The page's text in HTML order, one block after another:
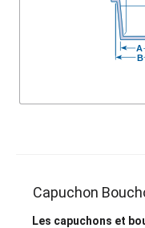
Capuchon
Les capuchons et